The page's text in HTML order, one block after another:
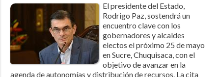
El presidente del Estado,
Rodrigo Paz, sostendrá un
encuentro clave con los
gobernadores y alcaldes
electos el próximo 25 de mayo
en Sucre, Chuquisaca, con el
objetivo de avanzar en la
agenda de autonomías y distribución de recursos. La cita